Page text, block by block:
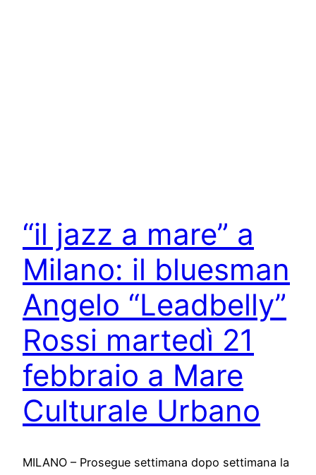
“il jazz a mare” a
Milano: il bluesman
Angelo “Leadbelly”
Rossi martedì 21
febbraio a Mare
Culturale Urbano
MILANO – Prosegue settimana dopo settimana la